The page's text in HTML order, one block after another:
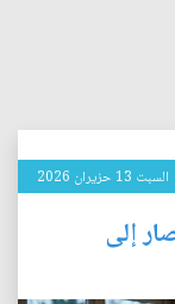
السبت 13 حزيران 2026
إلى